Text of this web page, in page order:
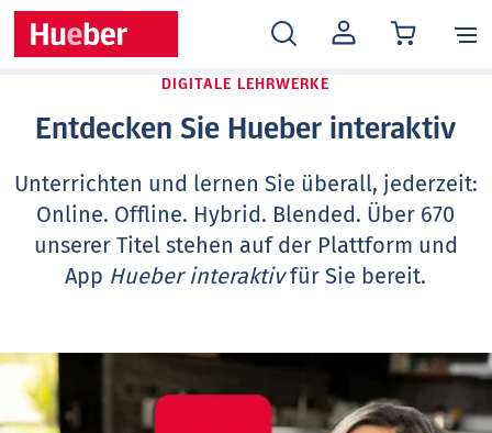
MEIN
KONTO
DIGITALE LEHRWERKE
Entdecken Sie Hueber interaktiv
Unterrichten und lernen Sie überall, jederzeit:
Online. Offline. Hybrid. Blended. Über 670
unserer Titel stehen auf der Plattform und
App Hueber interaktivfür Sie bereit.